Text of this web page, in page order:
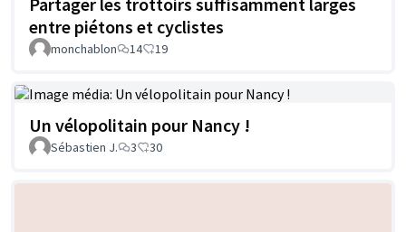
entre piétons et cyclistes
monchablon 14 19
Un vélopolitain pour Nancy !
Sébastien J. 3 30